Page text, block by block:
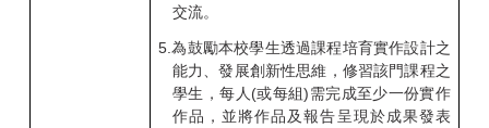
交流。
5.為鼓勵本校學生透過課程培育實作設計之
能力、發展創新性思維，修習該門課程之
學生，每人(或每組)需完成至少一份實作
作品，並將作品及報告呈現於成果發表